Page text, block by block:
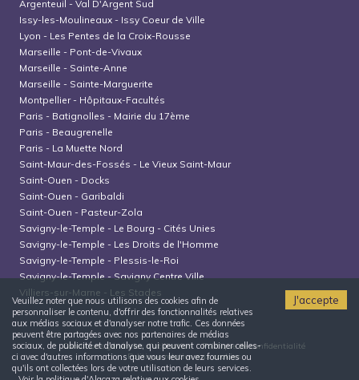
Argenteuil -Val D'Argent Sud
Issy-les-Moulineaux - Issy Coeur de Ville
Lyon - Les Pentes de la Croix-Rousse
Marseille - Pont-de-Vivaux
Marseille - Sainte-Anne
Marseille - Sainte-Marguerite
Montpellier- Hôpitaux-Facultés
Paris - Batignolles - Mairie du 17ème
Paris - Beaugrenelle
Paris - La Muette Nord
Saint-Maur-des-Fossés - Le Vieux Saint-Maur
Saint-Ouen - Docks
Saint-Ouen - Garibaldi
Saint-Ouen - Pasteur-Zola
Savigny-le-Temple - Le Bourg - Cités Unies
Savigny-le-Temple - Les Droits de l'Homme
Savigny-le-Temple - Plessis-le-Roi
Savigny-le-Temple-Savigny Centre Ville
Villiers-sur-Marne - Les Stades
Conditions générales d'utilisation
Politique de confidentialité
Politique relative aux cookies
Veuillez noter que nous utilisons des cookies afin de
personnaliser le contenu, d'offrir des fonctionnalités relatives
aux médias sociaux et d'analyser notre trafic. Ces données
peuvent être partagées avec nos partenaires de médias
sociaux, de publicité et d'analyse, qui peuvent combiner celles-
ci avec d'autres informations que vous leur avez fournies ou
qu'ils ont collectées lors de votre utilisation de leurs services.
J'accepte